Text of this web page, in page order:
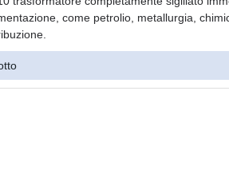
come petrolio, metallurgia,